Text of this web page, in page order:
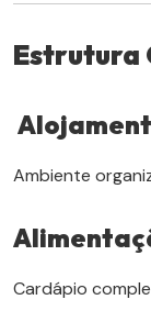
Estrutura
Ambiente
Cardápio